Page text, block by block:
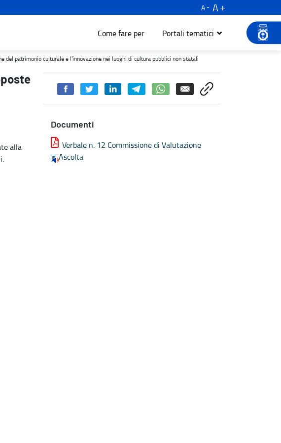
A
A
Come fare per Portali tematici
culturale e l'innovazione nei luoghi di cultura pubblici non statali - Turismo e
del patrimonio culturale e l'innovazione nei luoghi di cultura pubblici non statali
alla
Documenti
Verbale n. 12 Commissione di Valutazione
Ascolta